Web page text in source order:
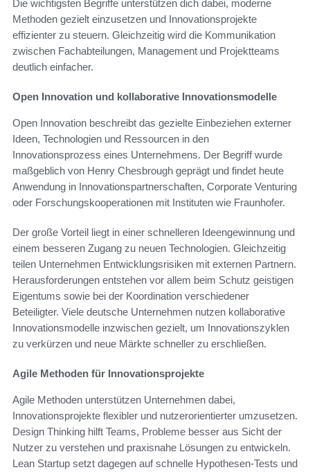
Die wichtigsten Begriffe unterstützen dich dabei, moderne
Methoden gezielt einzusetzen und Innovationsprojekte
effizienter zu steuern. Gleichzeitig wird die Kommunikation
zwischen Fachabteilungen, Management und Projektteams
deutlich einfacher.
Open Innovation und kollaborative Innovationsmodelle
Open Innovation beschreibt das gezielte Einbeziehen externer
Ideen, Technologien und Ressourcen in den
Innovationsprozess eines Unternehmens. Der Begriff wurde
maßgeblich von Henry Chesbrough geprägt und findet heute
Anwendung in Innovationspartnerschaften, Corporate Venturing
oder Forschungskooperationen mit Instituten wie Fraunhofer.
Der große Vorteil liegt in einer schnelleren Ideengewinnung und
einem besseren Zugang zu neuen Technologien. Gleichzeitig
teilen Unternehmen Entwicklungsrisiken mit externen Partnern.
Herausforderungen entstehen vor allem beim Schutz geistigen
Eigentums sowie bei der Koordination verschiedener
Beteiligter. Viele deutsche Unternehmen nutzen kollaborative
Innovationsmodelle inzwischen gezielt, um Innovationszyklen
zu verkürzen und neue Märkte schneller zu erschließen.
Agile Methoden für Innovationsprojekte
Agile Methoden unterstützen Unternehmen dabei,
Innovationsprojekte flexibler und nutzerorientierter umzusetzen.
Design Thinking hilft Teams, Probleme besser aus Sicht der
Nutzer zu verstehen und praxisnahe Lösungen zu entwickeln.
Lean Startup setzt dagegen auf schnelle Hypothesen-Tests und